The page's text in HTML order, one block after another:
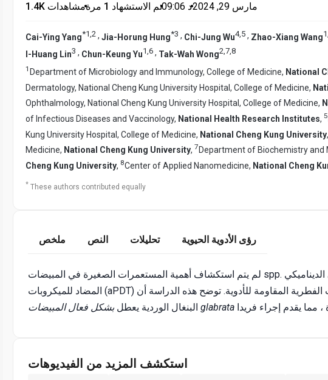
1.4K مشاهدات• تم الاستشهاد 1 مرة•09:06 د• مارس 29, 2024
Cai-Ying Yang*1,2 , Jia-Horung Hung*3 , Chi-Jung Wu4,5 , Zhao-Xiang Wang1,
I-Huang Lin3 , Chun-Keung Yu1 6 , Tak-Wah Wong2 7 8
1 Department of Microbiology and Immunology, College of Medicine, National
Dermatology, National Cheng Kung University Hospital, College of Medicine,
Ophthalmology, National Cheng Kung University Hospital, College of Medicine,
of Infectious Diseases and Vaccinology, National Health Research Institutes, 5
Kung University Hospital, College of Medicine, National Cheng Kung University,
Medicine, National Cheng Kung University, 7 Department of Biochemistry and
Cheng Kung University, 8Center of Applied Nanomedicine, National Cheng
* These authors contributed equally
ملخص النص تحليلات رؤى الأدوية الحيوية
لم يتم استكشاف أهمية المستعمرات الصغيرة في المبيضات spp. مقاومة الأدوية بشكل كامل. يقدم العلاج الضوئي الديناميكي
المضاد للميكروبات (aPDT) استراتيجية واعدة ضد الالتهابات الفطرية المقاومة للأدوية. توضح هذه الدراسة أن aPDT بوساطة
البنغال الوردية يعطل بشكل فعال المبيضات glabrata
استكشف المزيد من الفيديوهات